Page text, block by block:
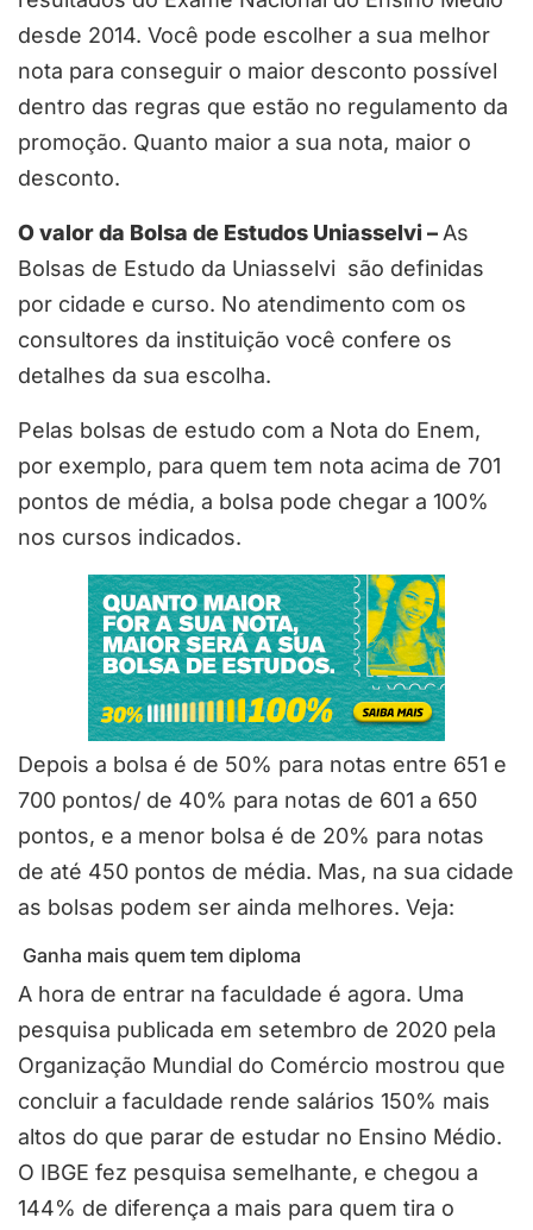
desde 2014. Você pode escolher a sua melhor
nota para conseguir o maior desconto possível
dentro das regras que estão no regulamento da
promoção. Quanto maior a sua nota, maior o
desconto.
O valor da Bolsa de Estudos Uniasselvi –As
Bolsas de Estudo da Uniasselvi são definidas
por cidade e curso. No atendimento com os
consultores da instituição você confere os
detalhes da sua escolha.
Pelas bolsas de estudo com a Nota do Enem,
por exemplo, para quem tem nota acima de 701
pontos de média, a bolsa pode chegar a 100%
nos cursos indicados.
Depois a bolsa é de 50% para notas entre 651 e
700 pontos/ de 40% para notas de 601 a 650
pontos, e a menor bolsa é de 20% para notas
de até 450 pontos de média. Mas, na sua cidade
as bolsas podem ser ainda melhores. Veja:
Ganha mais quem tem diploma
A hora de entrar na faculdade é agora. Uma
pesquisa publicada em setembro de 2020 pela
Organização Mundial do Comércio mostrou que
concluir a faculdade rende salários 150% mais
altos do que parar de estudar no Ensino Médio.
O IBGE fez pesquisa semelhante, e chegou a
144% de diferença a mais para quem tira o